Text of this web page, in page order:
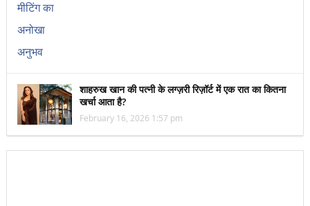
शाहरुख खान की पत्नी के लग्ज़री रिज़ॉर्ट में एक रात का कितना
खर्चा आता है?
February 16, 2026 1:57 pm